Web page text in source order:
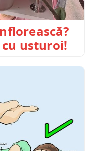
cu usturoi!